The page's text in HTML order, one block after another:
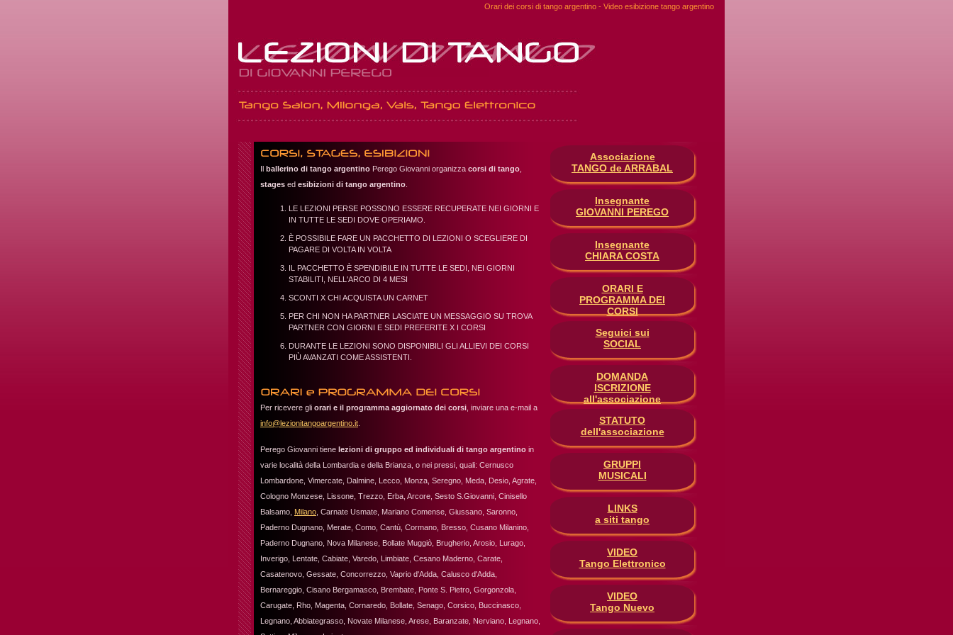
Orari dei corsi di tango argentino - Video esibizione tango argentino
Il ballerino di tango argentino Perego Giovanni organizza corsi di tango
stages ed esibizioni di tango argentino
LE LEZIONI PERSE POSSONO ESSERE RECUPERATE NEI GIORNI E
IN TUTTE LE SEDI DOVE OPERIAMO.
È POSSIBILE FARE UN PACCHETTO DI LEZIONI O SCEGLIERE DI
PAGARE DI VOLTA IN VOLTA
IL PACCHETTO È SPENDIBILE IN TUTTE LE SEDI, NEI GIORNI
STABILITI, NELL'ARCO DI 4 MESI
SCONTI X CHI ACQUISTA UN CARNET
PER CHI NON HA PARTNER LASCIATE UN MESSAGGIO SU TROVA
PARTNER CON GIORNI E SEDI PREFERITE X I CORSI
DURANTE LE LEZIONI SONO DISPONIBILI GLI ALLIEVI DEI CORSI
PIÙ AVANZATI COME ASSISTENTI.
Per ricevere gli orari e il programma aggiornato dei corsi , inviare una e-mail a
info@lezionitangoargentino.it
Perego Giovanni tiene lezioni di gruppo ed individuali di tango argentino in
varie località della Lombardia e della Brianza, o nei pressi, quali: Cernusco
Lombardone, Vimercate, Dalmine, Lecco, Monza, Seregno, Meda, Desio, Agrate,
Cologno Monzese, Lissone, Trezzo, Erba, Arcore, Sesto S.Giovanni, Cinisello
Balsamo, Milano , Carnate Usmate, Mariano Comense, Giussano, Saronno,
Paderno Dugnano, Merate, Como, Cantù, Cormano, Bresso, Cusano Milanino,
Paderno Dugnano, Nova Milanese, Bollate Muggiò, Brugherio, Arosio, Lurago,
Inverigo, Lentate, Cabiate, Varedo, Limbiate, Cesano Maderno, Carate,
Casatenovo, Gessate, Concorrezzo, Vaprio d'Adda, Calusco d'Adda,
Bernareggio, Cisano Bergamasco, Brembate, Ponte S. Pietro, Gorgonzola,
Carugate, Rho, Magenta, Cornaredo, Bollate, Senago, Corsico, Buccinasco,
Legnano, Abbiategrasso, Novate Milanese, Arese, Baranzate, Nerviano, Legnano,
Associazione
TANGO de ARRABAL
Insegnante
GIOVANNI PEREGO
Insegnante
CHIARA COSTA
ORARI E
PROGRAMMA DEI
CORSI
Seguici sui
SOCIAL
DOMANDA
ISCRIZIONE
all'associazione
STATUTO
dell'associazione
GRUPPI
MUSICALI
LINKS
a siti tango
VIDEO
Tango Elettronico
VIDEO
Tango Nuevo